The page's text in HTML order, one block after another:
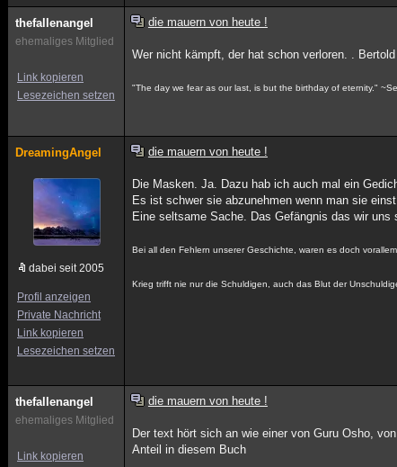
thefallenangel
ehemaliges Mitglied
Link kopieren
Lesezeichen setzen
die mauern von heute !
Wer nicht kämpft, der hat schon verloren. .
"The day we fear as our last, is but the birthday of eternity."
DreamingAngel
dabei seit 2005
Profil anzeigen
Private Nachricht
Link kopieren
Lesezeichen setzen
die mauern von heute !
Die Masken. Ja. Dazu hab ich auch mal ein
Es ist schwer sie abzunehmen wenn man sie
Eine seltsame Sache. Das Gefängnis das wir uns
Bei all den Fehlern unserer Geschichte, waren es doch
Krieg trifft nie nur die Schuldigen, auch das Blut der
thefallenangel
ehemaliges Mitglied
Link kopieren
die mauern von heute !
Der text hört sich an wie einer von Guru Osho,
Anteil in diesem Buch